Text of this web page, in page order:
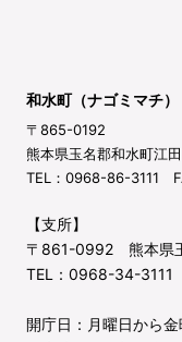
和水町（ナゴミマチ）
〒865-0192
熊本県玉名郡和水町江
TEL：0968-86-3111
【支所】
〒861-0992 熊本県
TEL：0968-34-3111
開庁日：月曜日から金